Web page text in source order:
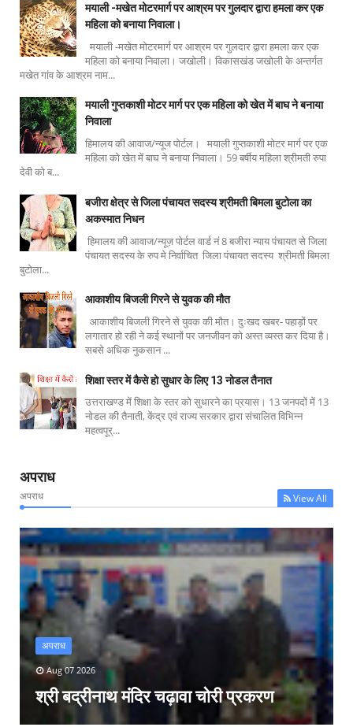
मयाली -मखेत मोटरमार्ग पर आश्रम पर गुलदार द्वारा हमला कर एक
महिला को बनाया निवाला।
मयाली -मखेत मोटरमार्ग पर आश्रम पर गुलदार द्वारा हमला कर एक
महिला को बनाया निवाला। जखोली। विकासखंड जखोली के अन्तर्गत
मखेत गांव के आश्रम नाम...
मयाली गुप्तकाशी मोटर मार्ग पर एक महिला को खेत में बाघ ने बनाया
निवाला
हिमालय की आवाज/न्यूज पोर्टल। मयाली गुप्तकाशी मोटर मार्ग पर एक
महिला को खेत में बाघ ने बनाया निवाला। 59 बर्षीय महिला श्रीमती रुपा
देवी को ब...
बजीरा क्षेत्र से जिला पंचायत सदस्य श्रीमती बिमला बुटोला का
अकस्मात निधन
हिमालय की आवाज/न्यूज़ पोर्टल वार्ड नं 8 बजीरा न्याय पंचायत से जिला
पंचायत सदस्य के रुप मे निर्वाचित जिला पंचायत सदस्य श्रीमती बिमला
बुटोला...
आकाशीय बिजली गिरने से युवक की मौत
आकाशीय बिजली गिरने से युवक की मौत। दुःखद खबर- पहाड़ों पर
लगातार हो रही ने कई स्थानों पर जनजीवन को अस्त व्यस्त कर दिया है।
सबसे अधिक नुकसान ...
शिक्षा स्तर में कैसे हो सुधार के लिए 13 नोडल तैनात
उत्तराखण्ड में शिक्षा के स्तर को सुधारने का प्रयास। 13 जनपदों में 13
नोडल की तैनाती, केंद्र एवं राज्य सरकार द्वारा संचालित विभिन्न
महत्वपूर्...
अपराध
अपराध View All
अपराध
Aug 07 2026
श्री बद्रीनाथ मंदिर चढ़ावा चोरी प्रकरण